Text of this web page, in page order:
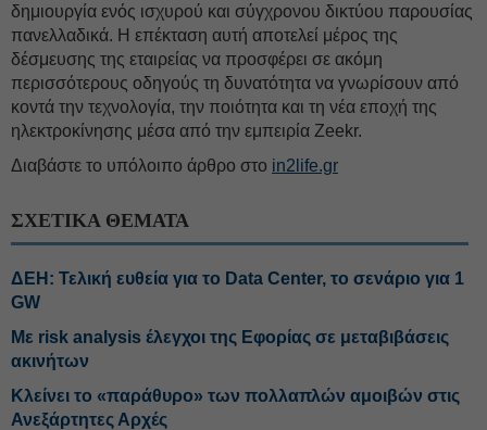
δημιουργία ενός ισχυρού και σύγχρονου δικτύου παρουσίας
πανελλαδικά. Η επέκταση αυτή αποτελεί μέρος της
δέσμευσης της εταιρείας να προσφέρει σε ακόμη
περισσότερους οδηγούς τη δυνατότητα να γνωρίσουν από
κοντά την τεχνολογία, την ποιότητα και τη νέα εποχή της
ηλεκτροκίνησης μέσα από την εμπειρία Zeekr.
Διαβάστε το υπόλοιπο άρθρο στο in2life.gr
ΣΧΕΤΙΚΑ ΘΕΜΑΤΑ
ΔΕΗ: Τελική ευθεία για το Data Center, το σενάριο για 1
GW
Με risk analysis έλεγχοι της Εφορίας σε μεταβιβάσεις
ακινήτων
Κλείνει το «παράθυρο» των πολλαπλών αμοιβών στις
Ανεξάρτητες Αρχές